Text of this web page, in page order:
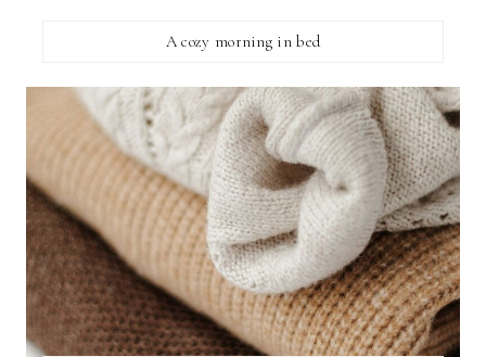
A cozy morning in bed